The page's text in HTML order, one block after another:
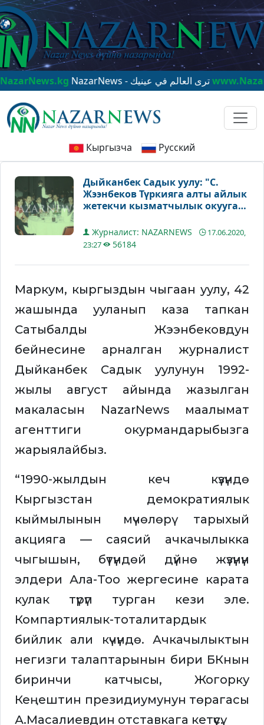
www.NazarNews.kg
Кыргызча Русский
Дыйканбек Садык уулу: "С.
Жээнбеков Түркияга алты айлык
жетекчи кызматчылык окууга
Журналист: NAZARNEWS
17.06.2020,
23:27
56184
Маркум, кыргыздын чыгаан уулу, 42
жашында ууланып каза тапкан
Сатыбалды Жээнбековдун
бейнесине арналган журналист
Дыйканбек Садык уулунун 1992-
жылы август айында жазылган
макаласын NazarNews маалымат
агенттиги окурмандарыбызга
жарыялайбыз.
“1990-жылдын кеч күзүндө
Кыргызстан демократиялык
кыймылынын мүчөлөрү тарыхый
акцияга — саясий ачкачылыкка
чыгышын, бүтүндөй дүйнө жүзүнүн
элдери Ала-Тоо жергесине карата
кулак түрүп турган кези эле.
Компартиялык-тоталитардык
бийлик али күчүндө. Ачкачылыктын
негизги талаптарынын бири БКнын
биринчи катчысы, Жогорку
Кеңештин президиумунун төрагасы
А.Масалиевдин отставкага кетүүсү.